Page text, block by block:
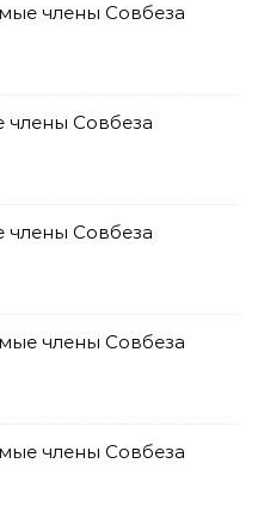
члены Совбеза
Совбеза
Совбеза
члены Совбеза
члены Совбеза